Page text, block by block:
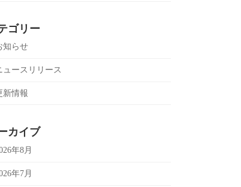
ゴリー
知らせ
ュースリリース
新情報
カイブ
年8月
年7月